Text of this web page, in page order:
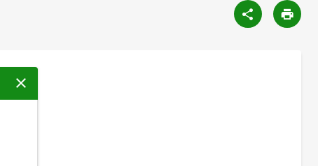
Sulge modaalaken